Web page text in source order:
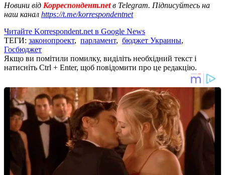
Новини від Корреспондент.netв Telegram. Підписуйтесь на
наш канал https://t.me/korrespondentnet
Читайте Korrespondent.net в Google News
ТЕГИ: законопроект, парламент, бюджет Украины,
Госбюджет
Якщо ви помітили помилку, виділіть необхідний текст і
натисніть Ctrl + Enter, щоб повідомити про це редакцію.